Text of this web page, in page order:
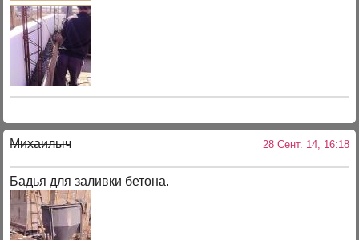
Михаилыч 28 Сент. 14, 16:18
Бадья для заливки бетона.